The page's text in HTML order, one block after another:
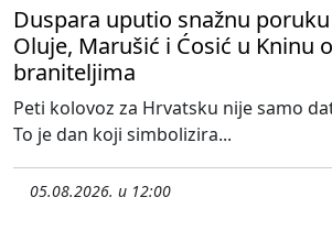
Duspara uputio snažnu
Oluje, Marušić i Ćosić u Kninu
braniteljima
Peti kolovoz za Hrvatsku nije samo
To je dan koji simbolizira...
05.08.2026. u 12:00